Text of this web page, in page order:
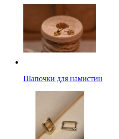
Шапочки для намистин